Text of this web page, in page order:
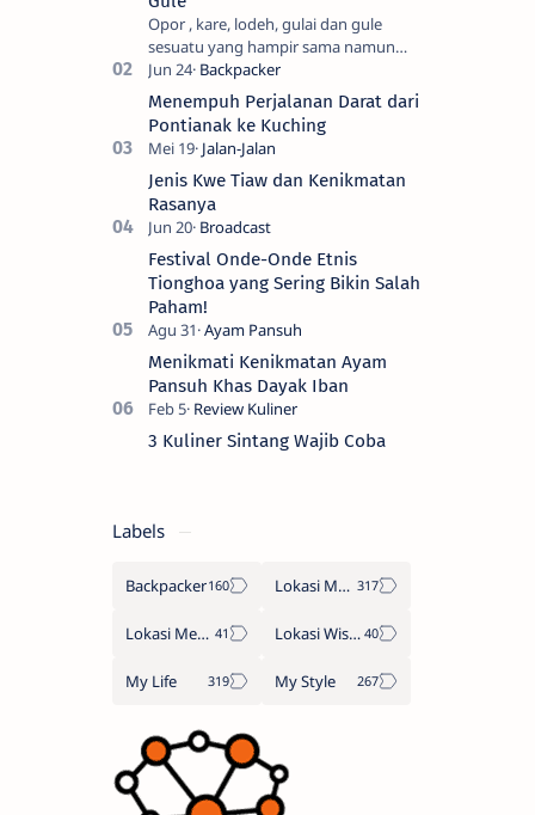
menerus
dan
berusaha
tetap
dinamis.
Berpikiran
bahwa
hasil
tidak
menghianati
usaha
serta
percaya
rejeki
tidak
mungkin
tertukar.
Opor , kare, lodeh, gulai dan gule
sesuatu yang hampir sama namun
berbeda. Saya sendiri kesulitan untuk
membedakanya. Mencari tahu ada…
Menempuh Perjalanan Darat dari
Pontianak ke Kuching
Jenis Kwe Tiaw dan Kenikmatan
Rasanya
Festival Onde-Onde Etnis
Tionghoa yang Sering Bikin Salah
Paham!
Menikmati Kenikmatan Ayam
Pansuh Khas Dayak Iban
3 Kuliner Sintang Wajib Coba
Labels
Backpacker Lokasi Makan
Lokasi Menginap Lokasi Wisata
My Life My Style